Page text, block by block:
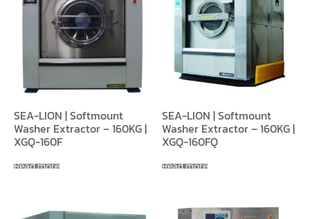
SEA-LION | Softmount
Washer Extractor – 160KG |
XGQ-160F
Read more
SEA-LION | Softmount
Washer Extractor – 160KG |
XGQ-160FQ
Read more